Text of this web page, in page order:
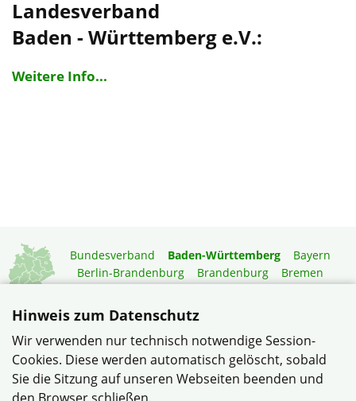
Landesverband
Baden - Württemberg e.V.:
Weitere Info...
Bundesverband Baden-Württemberg
Bayern
Berlin-Brandenburg
Brandenburg
Bremen
Niedersachsen
Rheinland-Pfalz
Saarland
Sachsen-Anhalt
Schleswig-Holstein
Thüringen
Mitgliedermagazin
Gartenberatung
Hinweis zum Datenschutz
Wir verwenden nur technisch notwendige Session-
Cookies. Diese werden automatisch gelöscht, sobald
Sie die Sitzung auf unseren Webseiten beenden und